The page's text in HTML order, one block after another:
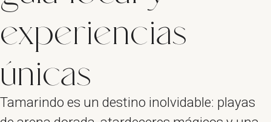
experiencias
únicas
Tamarindo es un destino inolvidable: playas